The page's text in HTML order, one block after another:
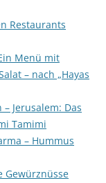
Restaurants
Menü mit
– nach „Hayas
Jerusalem: Das
Tamimi
– Hummus
Gewürznüsse